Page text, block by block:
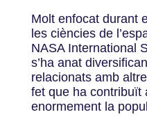
Molt enfocat durant
les ciències de
NASA International
s’ha anat
relacionats amb
fet que ha contribuït
enormement la